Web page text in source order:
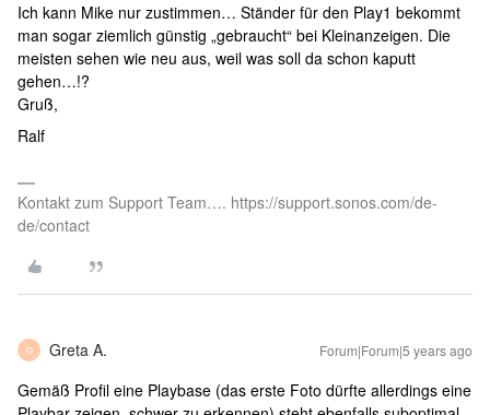
Ich kann Mike nur zustimmen… Ständer für den Play1 bekommt
man sogar ziemlich günstig „gebraucht“ bei Kleinanzeigen. Die
meisten sehen wie neu aus, weil was soll da schon kaputt
gehen…!?
Gruß,
Ralf
Kontakt zum Support Team…. https://support.sonos.com/de-
de/contact
G Greta A. Forum|Forum|5 years ago
Gemäß Profil eine Playbase (das erste Foto dürfte allerdings eine